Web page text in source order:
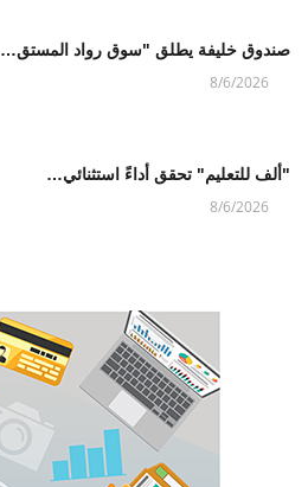
صندوق خليفة يطلق "سوق رواد المستق…
8/6/2026
"ألف للتعليم" تحقق أداءً استثنائي…
8/6/2026